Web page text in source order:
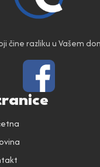
čine razliku u Vašem